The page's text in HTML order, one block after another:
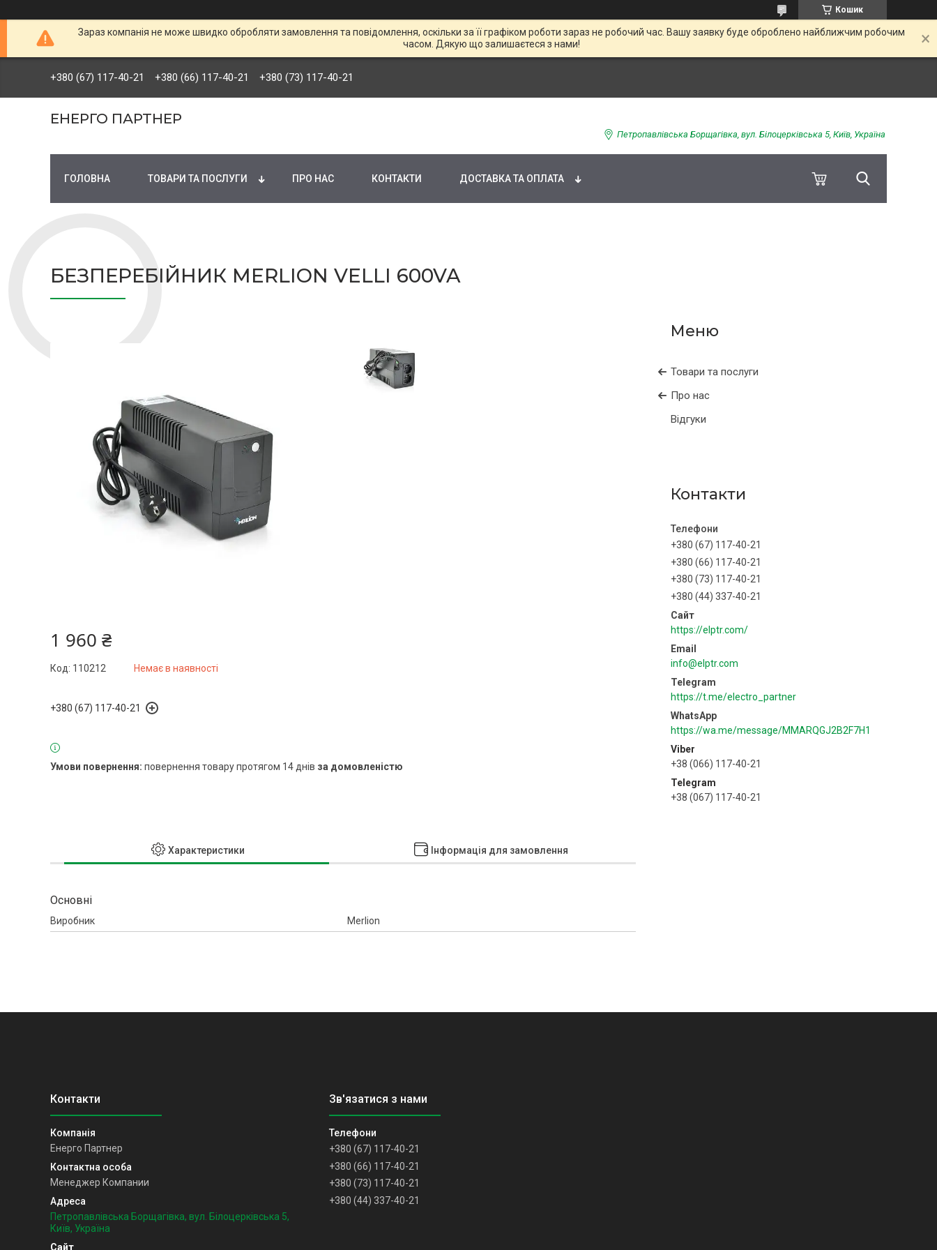
Кошик
Зараз компанія не може швидко обробляти замовлення та повідомлення, оскільки за її графіком роботи зараз не робочий час. Вашу заявку буде оброблено найближчим робочим
часом. Дякую що залишаєтеся з нами!
+380 (67) 117-40-21 +380 (66) 117-40-21 +380 (73) 117-40-21
ЕНЕРГО ПАРТНЕР
Петропавлівська Борщагівка, вул. Білоцерківська 5, Київ, Україна
ГОЛОВНА ТОВАРИ ТА ПОСЛУГИ ПРО НАС КОНТАКТИ ДОСТАВКА ТА ОПЛАТА
БЕЗПЕРЕБІЙНИК MERLION VELLI 600VA
Товари та послуги
Про нас
Відгуки
Контакти
+380 (67) 117-40-21
+380 (66) 117-40-21
+380 (73) 117-40-21
+380 (44) 337-40-21
https://elptr.com/
info@elptr.com
https://t.me/electro_partner
https://wa.me/message/MMARQGJ2B2F7H1
Viber
+38 (066) 117-40-21
Telegram
+38 (067) 117-40-21
1 960 ₴
Немає в наявності
Код: 110212
+380 (67) 117-40-21
повернення товару протягом 14 днів за домовленістю
Характеристики Інформація для замовлення
Основні
Виробник Merlion
Енерго Партнер
Менеджер Компании
Петропавлівська Борщагівка, вул. Білоцерківська 5,
Київ, Україна
+380 (67) 117-40-21
+380 (66) 117-40-21
+380 (73) 117-40-21
+380 (44) 337-40-21